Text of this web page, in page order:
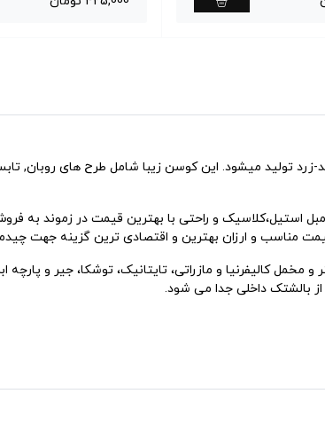
و شاخه لیمو 1، در رنگ های آبی-سفید-زرد تولید میشود. این کوسن زیبا
استیل،کلاسیک و راحتی با بهترین قیمت در زموند به
کالیفرنیا و مازراتی، تایتانیک، توشکا، جیر و پارچه
بالشتک داخلی جدا می شود.